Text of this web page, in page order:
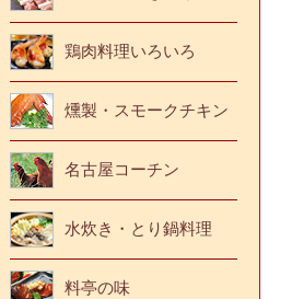
鶏肉料理いろいろ
燻製・スモークチキン
名古屋コーチン
水炊き・とり鍋料理
料亭の味